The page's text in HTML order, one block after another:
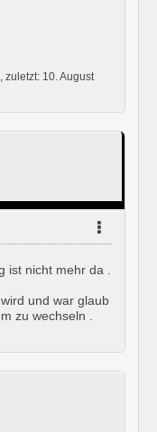
zuletzt: 10. August
ist nicht mehr da .
und war glaub
zu wechseln .